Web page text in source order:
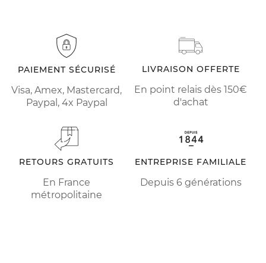
PAIEMENT SÉCURISÉ
Visa, Amex, Mastercard,
Paypal, 4x Paypal
LIVRAISON OFFERTE
En point relais dès 150€
d'achat
RETOURS GRATUITS
En France
métropolitaine
ENTREPRISE FAMILIALE
Depuis 6 générations